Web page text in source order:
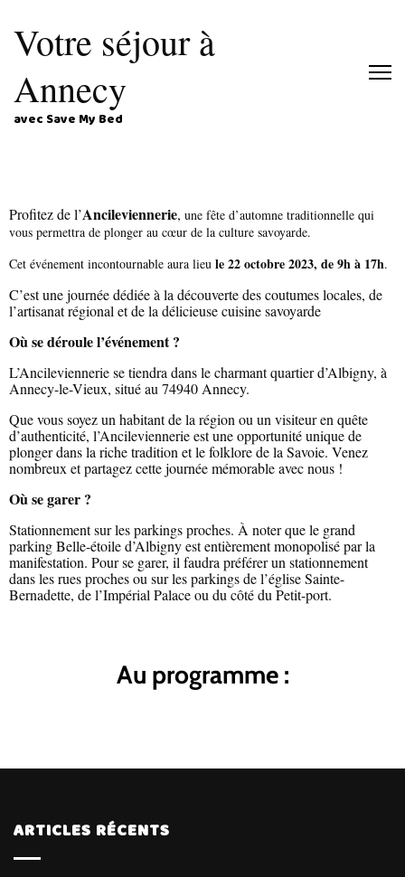
Votre séjour à
Annecy
avec Save My Bed
Profitez de l’Ancileviennerie, une fête d’automne traditionnelle qui
vous permettra de plonger au cœur de la culture savoyarde.
Cet événement incontournable aura lieu le 22 octobre 2023, de 9h à 17h.
C’est une journée dédiée à la découverte des coutumes locales, de
l’artisanat régional et de la délicieuse cuisine savoyarde
Où se déroule l’événement ?
L’Ancileviennerie se tiendra dans le charmant quartier d’Albigny, à
Annecy-le-Vieux, situé au 74940 Annecy.
Que vous soyez un habitant de la région ou un visiteur en quête
d’authenticité, l’Ancileviennerie est une opportunité unique de
plonger dans la riche tradition et le folklore de la Savoie. Venez
nombreux et partagez cette journée mémorable avec nous !
Où se garer ?
Stationnement sur les parkings proches. À noter que le grand
parking Belle-étoile d’Albigny est entièrement monopolisé par la
manifestation. Pour se garer, il faudra préférer un stationnement
dans les rues proches ou sur les parkings de l’église Sainte-
Bernadette, de l’Impérial Palace ou du côté du Petit-port.
Au programme :
ARTICLES RÉCENTS